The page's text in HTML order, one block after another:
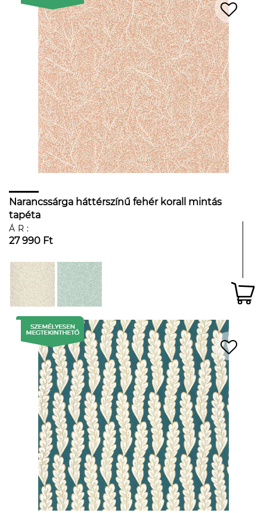
Narancssárga háttérszínű fehér korall mintás
tapéta
ÁR:
27 990 Ft